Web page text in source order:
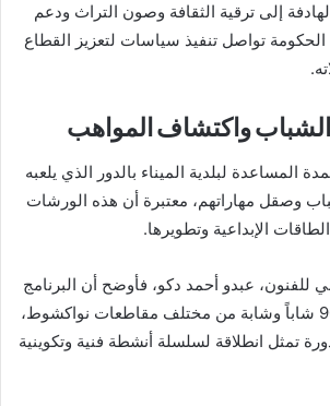
إلى ترقية الثقافة وصون التراث ودعم
الحكومة تواصل تنفيذ سياسات لتعزيز القطاع
واكتشاف المواهب
المساعدة لبلدية الميناء بالدور الذي يلعبه
وصقل مهاراتهم، معتبرة أن هذه الورشات
الإبداعية وتطويرها.
للفنون، عبدو أحمد دكو، فأوضح أن البرنامج
استفاد منه أكثر من 90 شاباً وشابة من مختلف مقاطعات نواكشوط،
تمثل انطلاقة لسلسلة أنشطة فنية وتكوينية